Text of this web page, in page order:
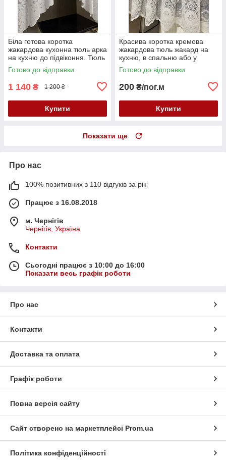
Біла готова коротка
жакардова кухонна тюль арка
на кухню до підвіконня. Тюль
аркою
Готово до відправки
1 140 ₴ 1 200 ₴
Купити
Красива коротка кремова
жакардова тюль жакард на
кухню, в спальню або у
вітальню до підвіконня
Готово до відправки
200 ₴/пог.м
Купити
Показати ще
Про нас
100% позитивних з 110 відгуків за рік
Працює з 16.08.2018
м. Чернігів
Чернігів, Україна
Контакти
Сьогодні працює з 10:00 до 16:00
Показати весь графік роботи
Про нас
Контакти
Доставка та оплата
Графік роботи
Повна версія сайту
Сайт створено на маркетплейсі Prom.ua
Політика конфіденційності